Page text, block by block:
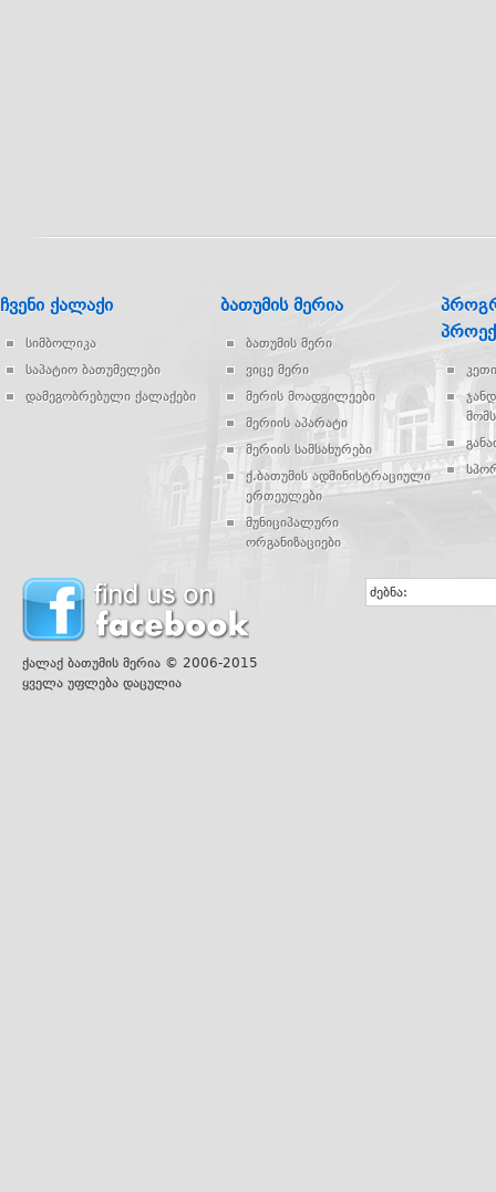
ჩვენი ქალაქი
სიმბოლიკა
საპატიო ბათუმელები
დამეგობრებული ქალაქები
ბათუმის მერია
ბათუმის მერი
ვიცე მერი
მერის მოადგილეები
მერიის აპარატი
მერიის სამსახურები
ქ.ბათუმის ადმინისტრაციული
ერთეულები
მუნიციპალური
ორგანიზაციები
ქალაქ ბათუმის მერია © 2006-2015
ყველა უფლება დაცულია
ძებნა: